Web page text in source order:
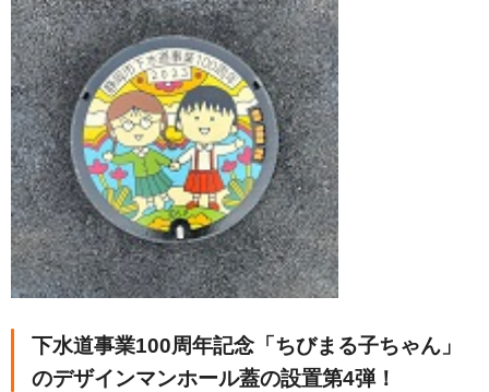
下水道事業100周年記念「ちびまる子ちゃん」
のデザインマンホール蓋の設置第4弾！